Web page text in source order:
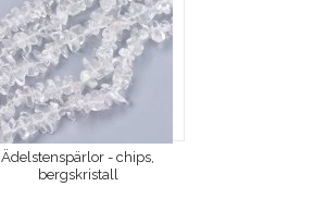
Ädelstenspärlor - chips,
bergskristall